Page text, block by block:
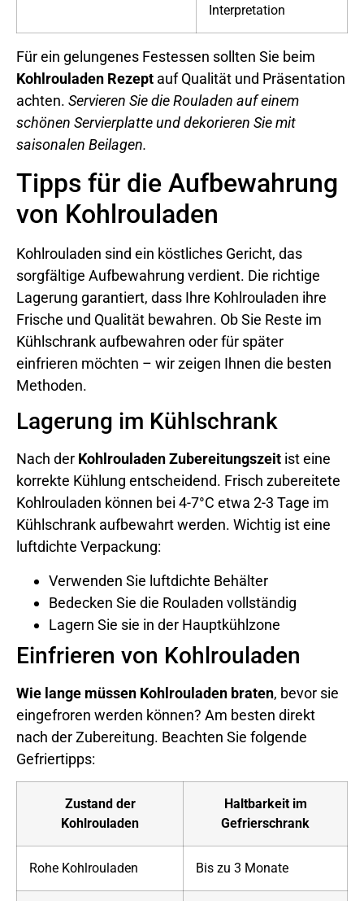
Interpretation
Für ein gelungenes Festessen sollten Sie beim
Kohlrouladen Rezept auf Qualität und Präsentation
achten. Servieren Sie die Rouladen auf einem
schönen Servierplatte und dekorieren Sie mit
saisonalen Beilagen.
Tipps für die Aufbewahrung
von Kohlrouladen
Kohlrouladen sind ein köstliches Gericht, das
sorgfältige Aufbewahrung verdient. Die richtige
Lagerung garantiert, dass Ihre Kohlrouladen ihre
Frische und Qualität bewahren. Ob Sie Reste im
Kühlschrank aufbewahren oder für später
einfrieren möchten – wir zeigen Ihnen die besten
Methoden.
Lagerung im Kühlschrank
Nach der Kohlrouladen Zubereitungszeit ist eine
korrekte Kühlung entscheidend. Frisch zubereitete
Kohlrouladen können bei 4-7°C etwa 2-3 Tage im
Kühlschrank aufbewahrt werden. Wichtig ist eine
luftdichte Verpackung:
Verwenden Sie luftdichte Behälter
Bedecken Sie die Rouladen vollständig
Lagern Sie sie in der Hauptkühlzone
Einfrieren von Kohlrouladen
Wie lange müssen Kohlrouladen braten, bevor sie
eingefroren werden können? Am besten direkt
nach der Zubereitung. Beachten Sie folgende
Gefriertipps:
Zustand der
Kohlrouladen
Haltbarkeit im
Gefrierschrank
Rohe Kohlrouladen Bis zu 3 Monate